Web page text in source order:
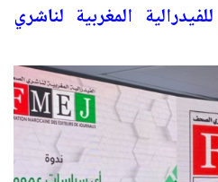
المغربية لناشري